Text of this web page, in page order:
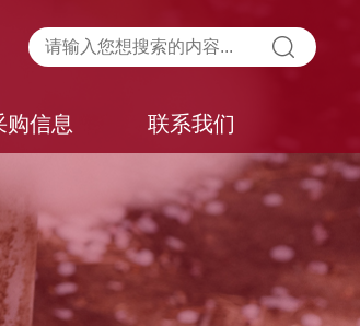
购信息 联系我们